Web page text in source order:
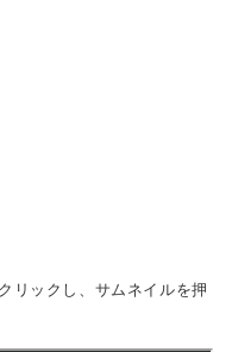
リックし、サムネイルを押